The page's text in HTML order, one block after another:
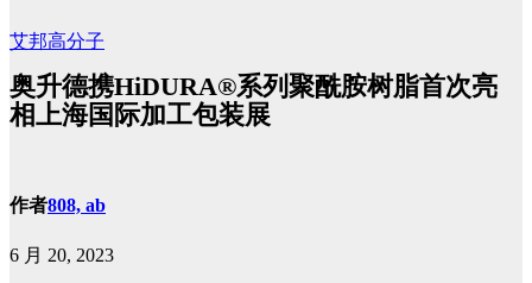
艾邦高分子
奥升德携HiDURA®系列聚酰胺树脂首次亮
相上海国际加工包装展
作者808, ab
6 月 20, 2023